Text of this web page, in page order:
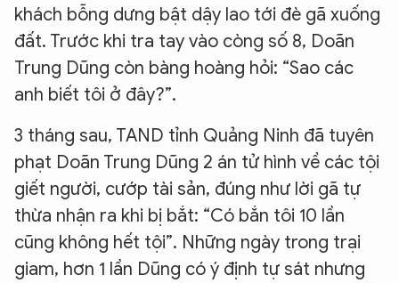
khách bỗng dưng bật dậy lao tới đè gã xuống
đất. Trước khi tra tay vào còng số 8, Doãn
Trung Dũng còn bàng hoàng hỏi: “Sao các
anh biết tôi ở đây?”.
3 tháng sau, TAND tỉnh Quảng Ninh đã tuyên
phạt Doãn Trung Dũng 2 án tử hình về các tội
giết người, cướp tài sản, đúng như lời gã tự
thừa nhận ra khi bị bắt: “Có bắn tôi 10 lần
cũng không hết tội”. Những ngày trong trại
giam, hơn 1 lần Dũng có ý định tự sát nhưng